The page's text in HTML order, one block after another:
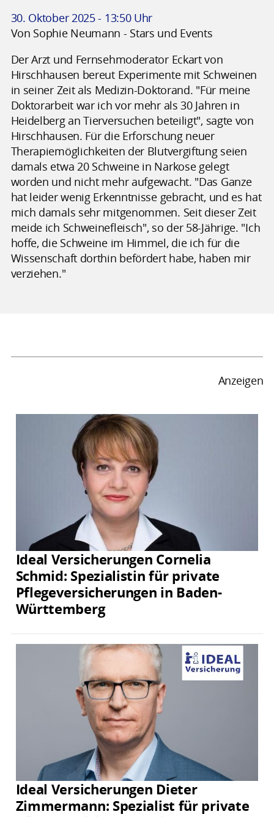
30. Oktober 2025 - 13:50 Uhr
Von Sophie Neumann - Stars und Events
Der Arzt und Fernsehmoderator Eckart von
Hirschhausen bereut Experimente mit Schweinen
in seiner Zeit als Medizin-Doktorand. "Für meine
Doktorarbeit war ich vor mehr als 30 Jahren in
Heidelberg an Tierversuchen beteiligt", sagte von
Hirschhausen. Für die Erforschung neuer
Therapiemöglichkeiten der Blutvergiftung seien
damals etwa 20 Schweine in Narkose gelegt
worden und nicht mehr aufgewacht. "Das Ganze
hat leider wenig Erkenntnisse gebracht, und es hat
mich damals sehr mitgenommen. Seit dieser Zeit
meide ich Schweinefleisch", so der 58-Jährige. "Ich
hoffe, die Schweine im Himmel, die ich für die
Wissenschaft dorthin befördert habe, haben mir
verziehen."
Anzeigen
Ideal Versicherungen Cornelia
Schmid: Spezialistin für private
Pflegeversicherungen in Baden-
Württemberg
Ideal Versicherungen Dieter
Zimmermann: Spezialist für private